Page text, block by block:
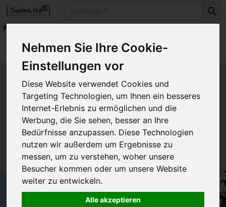
Nehmen Sie Ihre Cookie-
Einstellungen vor
Diese Website verwendet Cookies und
Targeting Technologien, um Ihnen ein besseres
Internet-Erlebnis zu ermöglichen und die
Werbung, die Sie sehen, besser an Ihre
Bedürfnisse anzupassen. Diese Technologien
nutzen wir außerdem um Ergebnisse zu
messen, um zu verstehen, woher unsere
Besucher kommen oder um unsere Website
weiter zu entwickeln.
Alle akzeptieren
Produkte
Fleisch & Wurst
Fleisch vom Schwein
Produkt "Kräuter-Grill-Steak, 2
Stück" nicht verfügbar.
Das von Ihnen gesuchte Produkt ist leider zur Zeit
nicht verfügbar.